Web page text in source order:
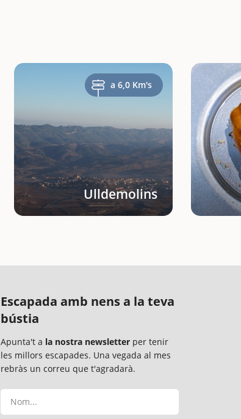
a 6,0 Km's
Ulldemolins
Escapada amb nens a la teva
bústia
Apunta't a la nostra newsletter per tenir
les millors escapades. Una vegada al mes
rebràs un correu que t'agradarà.